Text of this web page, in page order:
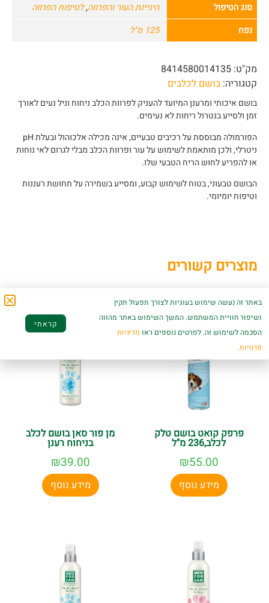
סוג הטיפול
היגיינת העור והפרווה,לטיפוח הפרווה
נפח
125 מ"ל
מק"ט: 8414580014135
קטגוריה: בושם לכלבים
בושם איכותי ומרענן המיועד להעניק לפרוות הכלב ניחוח וניל נעים לאורך
זמן ולסייע בנטרול ריחות לא נעימים.
הפורמולה מבוססת על רכיבים טבעיים, אינה מכילה אלכוהול ובעלת pH
ניטרלי, ולכן מותאמת לשימוש על עור ופרוות הכלב מבלי לגרום לאי נוחות
או להפריע לחוש הריח הטבעי שלו.
הבושם טבעוני, בטוח לשימוש קבוע, ומסייע בשמירה על תחושת רעננות
וטיפוח יומיומי.
מוצרים קשורים
פרפק קואט בושם טלק
לכלב,236 מ"ל
₪55.00
מידע נוסף
מן פור סאן בושם לכלב
בניחוח רענן
₪39.00
מידע נוסף
באתר זה נעשה שימוש בעוגיות לצורך תפעול תקין
ושיפור חוויית המשתמש. המשך השימוש באתר מהווה
הסכמה לשימוש זה. לפרטים נוספים ראו מדיניות
פרטיות.
קראתי